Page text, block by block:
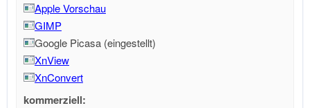
Apple Vorschau
GIMP
Google Picasa (eingestellt)
XnView
XnConvert
kommerziell: